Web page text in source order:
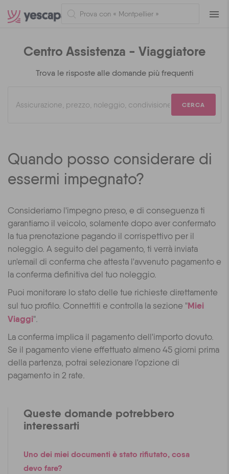
Centro Assistenza - Viaggiatore
Trova le risposte alle domande più frequenti
CERCA
Quando posso considerare di
essermi impegnato?
Consideriamo l'impegno preso, e di conseguenza ti
garantiamo il veicolo, solamente dopo aver confermato
la tua prenotazione pagando il corrispettivo per il
noleggio. A seguito del pagamento, ti verrà inviata
un'email di conferma che attesta l'avvenuto pagamento e
la conferma definitiva del tuo noleggio.
Puoi monitorare lo stato delle tue richieste direttamente
sul tuo profilo. Connettiti e controlla la sezione "Miei
Viaggi".
La conferma implica il pagamento dell'importo dovuto.
Se il pagamento viene effettuato almeno 45 giorni prima
della partenza, potrai selezionare l'opzione di
pagamento in 2 rate.
Queste domande potrebbero
interessarti
Uno dei miei documenti è stato rifiutato, cosa
devo fare?